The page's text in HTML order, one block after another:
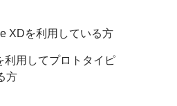
XDを利用している方
利用してプロトタイピ
方